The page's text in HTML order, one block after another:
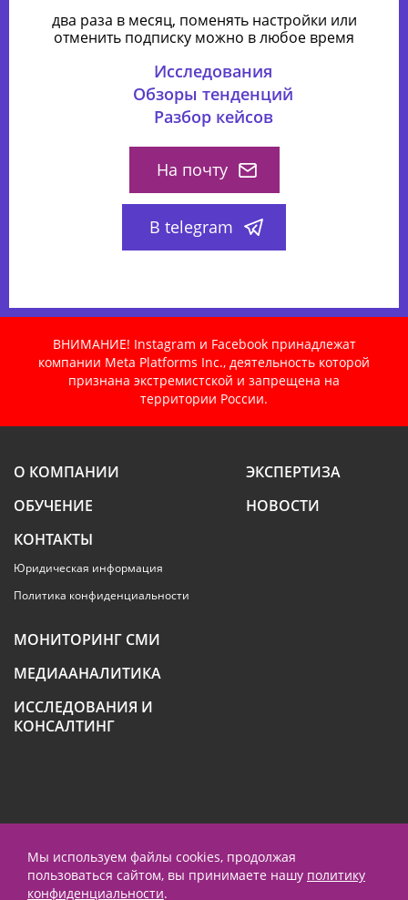
два раза в месяц, поменять настройки или
отменить подписку можно в любое время
Исследования
Обзоры тенденций
Разбор кейсов
На почту
В telegram
ВНИМАНИЕ! Instagram и Facebook принадлежат
компании Meta Platforms Inc., деятельность которой
признана экстремистской и запрещена на
территории России.
О КОМПАНИИ
ЭКСПЕРТИЗА
ОБУЧЕНИЕ
НОВОСТИ
КОНТАКТЫ
Юридическая информация
Политика конфиденциальности
МОНИТОРИНГ СМИ
МЕДИААНАЛИТИКА
ИССЛЕДОВАНИЯ И
КОНСАЛТИНГ
+7 (495) 789-4259
contact@prnews.ru
Мы используем файлы cookies, продолжая
пользоваться сайтом, вы принимаете нашу политику
конфиденциальности.